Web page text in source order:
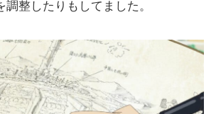
調整したりもしてました。